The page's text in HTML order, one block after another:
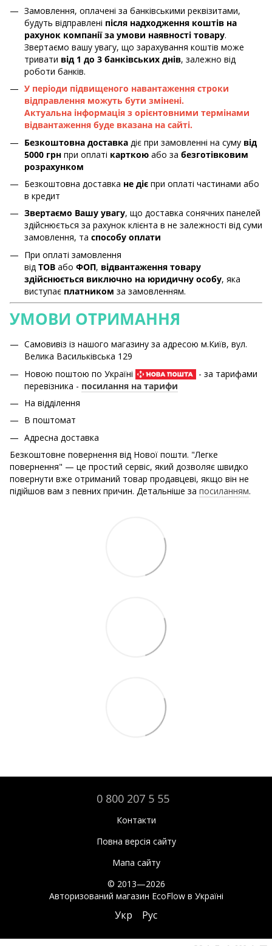
Замовлення, оплачені за банківськими реквізитами,
будуть відправлені після надходження коштів на
рахунок компанії за умови наявності товару.
Звертаємо вашу увагу, що зарахування коштів може
тривати від 1 до 3 банківських днів, залежно від
роботи банків.
У періоди підвищеного навантаження строки
відправлення можуть бути змінені.
Актуальна інформація з орієнтовними термінами
відвантаження буде вказана на сайті.
Безкоштовна доставка діє при замовленні на суму від
5000 грн при оплаті карткою або за безготівковим
розрахунком
Безкоштовна доставка не діє при оплаті частинами або
в кредит
Звертаємо Вашу увагу, що доставка сонячних панелей
здійснюється за рахунок клієнта в не залежності від суми
замовлення, та способу оплати
При оплаті замовлення
від ТОВ або ФОП, відвантаження товару
здійснюється виключно на юридичну особу, яка
виступає платником за замовленням.
УМОВИ ОТРИМАННЯ
Самовивіз із нашого магазину за адресою м.Київ, вул.
Велика Васильківська 129
Новою поштою по Україні
- за тарифами
перевізника - посилання на тарифи
На відділення
В поштомат
Адресна доставка
Безкоштовне повернення від Нової пошти. "Легке
повернення" — це простий сервіс, який дозволяє швидко
повернути вже отриманий товар продавцеві, якщо він не
підійшов вам з певних причин. Детальніше за посиланням.
0 800 207 5 55
Контакти
Повна версія сайту
Мапа сайту
© 2013—2026
Авторизований магазин EcoFlow в Україні
Укр Рус